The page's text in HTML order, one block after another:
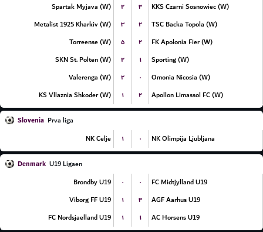
Spartak Myjava (W)
۲ ۳
KKS Czarni Sosnowiec (W)
Metalist 1925 Kharkiv (W)
۳ ۲
TSC Backa Topola (W)
Torreense (W)
۵ ۲
FK Apolonia Fier (W)
SKN St. Polten (W)
۲ ۱
Sporting (W)
Valerenga (W)
۲ ۰
Omonia Nicosia (W)
KS Vllaznia Shkoder (W)
۱ ۲ Apollon Limassol FC (W)
Slovenia Prva liga
NK Celje
۱ ۰ NK Olimpija Ljubljana
Denmark U19 Ligaen
Brondby U19
۰ ۰
FC Midtjylland U19
Viborg FF U19
۱ ۳
AGF Aarhus U19
FC Nordsjaelland U19
۱ ۱ AC Horsens U19